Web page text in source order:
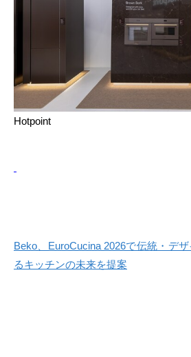
Hotpoint
Beko、EuroCucina 2026で伝統・デ
るキッチンの未来を提案